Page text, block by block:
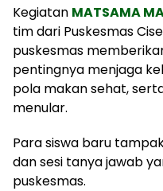
Kegiatan MATSAMA
tim dari Puskesmas
puskesmas
pentingnya menjaga
pola makan sehat,
menular.
Para siswa baru
dan sesi tanya jawab
puskesmas.